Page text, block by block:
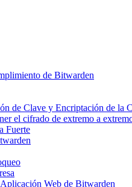
de Bitwarden
de Clave y Encriptación de la
el cifrado de extremo a
Fuerte
Web de Bitwarden